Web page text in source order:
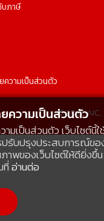
บภาษี
ความเป็นส่วนตัว
© 2022
ความเป็นส่วนตัว
มเป็นส่วนตัว เว็บไซต์นี้
รับปรุงประสบการณ์ของ
พของเว็บไซต์ให้ดียิ่งขึ้น
ที่อ่านต่อ